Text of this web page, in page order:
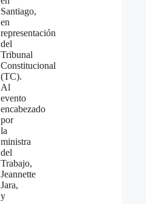
Santiago,
en
representación
del
Tribunal
Constitucional
(TC).
Al
evento
encabezado
por
la
ministra
del
Trabajo,
Jeannette
Jara,
y